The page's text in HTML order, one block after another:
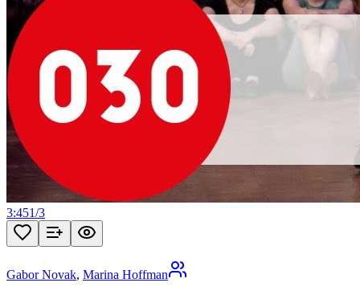
3:451/3
Gabor Novak, Marina Hoffman